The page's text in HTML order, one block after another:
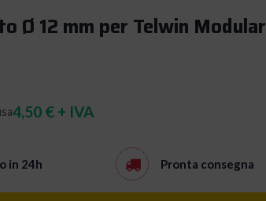
Ø 12 mm per Telwin Modular
4,50 € + IVA
in 24h Pronta consegna